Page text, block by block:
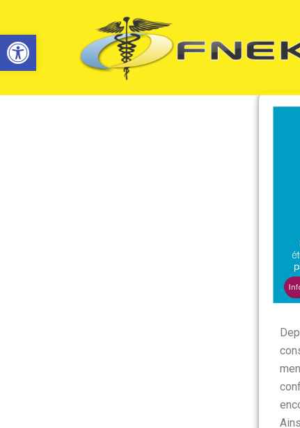
Ouvrir la barre d’outils